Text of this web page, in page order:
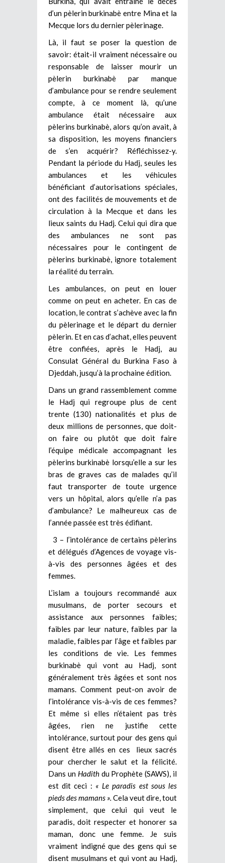
d’un pèlerin burkinabè entre Mina et la
Mecque lors du dernier pèlerinage.
Là, il faut se poser la question de
savoir: était-il vraiment nécessaire ou
responsable de laisser mourir un
pèlerin burkinabè par manque
d’ambulance pour se rendre seulement
compte, à ce moment là, qu’une
ambulance était nécessaire aux
pèlerins burkinabè, alors qu’on avait, à
sa disposition, les moyens financiers
de s’en acquérir? Réfléchissez-y.
Pendant la période du Hadj, seules les
ambulances et les véhicules
bénéficiant d’autorisations spéciales,
ont des facilités de mouvements et de
circulation à la Mecque et dans les
lieux saints du Hadj. Celui qui dira que
des ambulances ne sont pas
nécessaires pour le contingent de
pèlerins burkinabè, ignore totalement
la réalité du terrain.
Les ambulances, on peut en louer
comme on peut en acheter. En cas de
location, le contrat s’achève avec la fin
du pèlerinage et le départ du dernier
pèlerin. Et en cas d’achat, elles peuvent
être confiées, après le Hadj, au
Consulat Général du Burkina Faso à
Djeddah, jusqu’à la prochaine édition.
Dans un grand rassemblement comme
le Hadj qui regroupe plus de cent
trente (130) nationalités et plus de
deux millions de personnes, que doit-
on faire ou plutôt que doit faire
l’équipe médicale accompagnant les
pèlerins burkinabè lorsqu’elle a sur les
bras de graves cas de malades qu’il
faut transporter de toute urgence
vers un hôpital, alors qu’elle n’a pas
d’ambulance? Le malheureux cas de
l’année passée est très édifiant.
3 – l’intolérance de certains pèlerins
et délégués d’Agences de voyage vis-
à-vis des personnes âgées et des
femmes.
L’islam a toujours recommandé aux
musulmans, de porter secours et
assistance aux personnes faibles;
faibles par leur nature, faibles par la
maladie, faibles par l’âge et faibles par
les conditions de vie. Les femmes
burkinabè qui vont au Hadj, sont
généralement très âgées et sont nos
mamans. Comment peut-on avoir de
l’intolérance vis-à-vis de ces femmes?
Et même si elles n’étaient pas très
âgées, rien ne justifie cette
intolérance, surtout pour des gens qui
disent être allés en ces lieux sacrés
pour chercher le salut et la félicité.
Dans un Hadithdu Prophète (SAWS), il
est dit ceci : « Le paradis est sous les
pieds des mamans ». Cela veut dire, tout
simplement, que celui qui veut le
paradis, doit respecter et honorer sa
maman, donc une femme. Je suis
vraiment indigné que des gens qui se
disent musulmans et qui vont au Hadj,